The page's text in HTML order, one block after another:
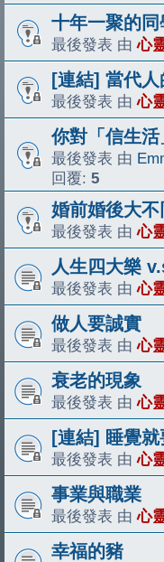
十年一聚的同
最後發表 由心
[連結] 當代人
最後發表 由心
你對「信生活
最後發表 由
回覆: 5
婚前婚後大不
最後發表 由心
人生四大樂
最後發表 由心
做人要誠實
最後發表 由心
衰老的現象
最後發表 由心
[連結] 睡覺
最後發表 由心
事業與職業
最後發表 由心
幸福的豬